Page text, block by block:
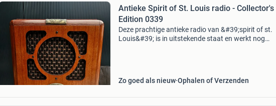
Antieke Spirit of St. Louis radio - Collector's
Edition 0339
Deze prachtige antieke radio van &#39;spirit of st.
Louis&#39; is in uitstekende staat en werkt nog
Zo goed als nieuw Ophalen of Verzenden